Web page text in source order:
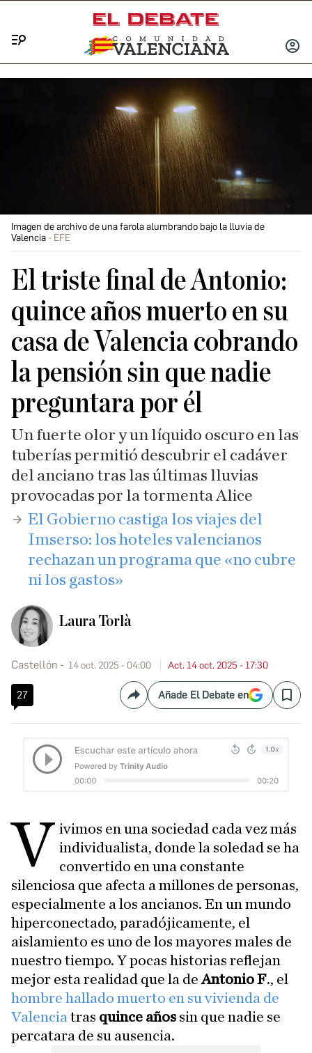
INICIAR
Imagen de archivo de una farola alumbrando bajo la lluvia de
Valencia
EFE
El triste final de Antonio:
quince años muerto en su
casa de Valencia cobrando
la pensión sin que nadie
preguntara por él
Un fuerte olor y un líquido oscuro en las
tuberías permitió descubrir el cadáver
del anciano tras las últimas lluvias
provocadas por la tormenta Alice
El Gobierno castiga los viajes del
Imserso: los hoteles valencianos
rechazan un programa que «no cubre
ni los gastos»
Laura Torlà
Castellón 14 oct. 2025 - 04:00 Act. 14 oct. 2025 - 17:30
27 CompartirAñade El Debate en Save
V ivimos en una sociedad cada vez más
individualista, donde la soledad se ha
convertido en una constante
silenciosa que afecta a millones de personas,
especialmente a los ancianos. En un mundo
hiperconectado, paradójicamente, el
aislamiento es uno de los mayores males de
nuestro tiempo. Y pocas historias reflejan
mejor esta realidad que la deAntonio F., el
hombre hallado muerto en su vivienda de
Valencia tras quince años sin que nadie se
percatara de su ausencia.